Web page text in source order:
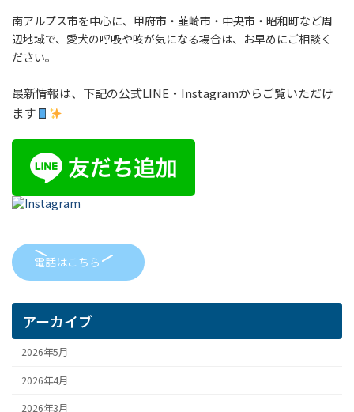
南アルプス市を中心に、甲府市・韮崎市・中央市・昭和町など周
辺地域で、愛犬の呼吸や咳が気になる場合は、お早めにご相談く
ださい。
最新情報は、下記の公式LINE・Instagramからご覧いただけ
ます
電話はこちら
アーカイブ
2026年5月
2026年4月
2026年3月